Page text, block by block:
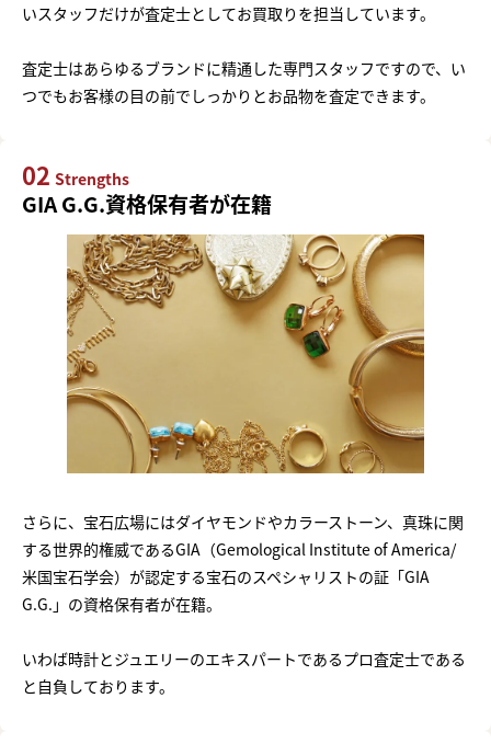
いスタッフだけが査定士としてお買取りを担当しています。
査定士はあらゆるブランドに精通した専門スタッフですので、い
つでもお客様の目の前でしっかりとお品物を査定できます。
02 Strengths
GIA G.G.資格保有者が在籍
さらに、宝石広場にはダイヤモンドやカラーストーン、真珠に関
する世界的権威であるGIA（Gemological Institute of America/
米国宝石学会）が認定する宝石のスペシャリストの証「GIA
G.G.」の資格保有者が在籍。
いわば時計とジュエリーのエキスパートであるプロ査定士である
と自負しております。